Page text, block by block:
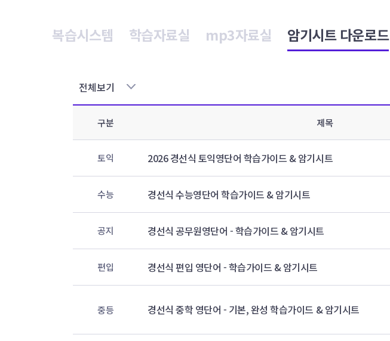
복습시스템 학습자료실 mp3자료실 암기시트 다운로드
구분 제목
토익 2026 경선식 토익영단어 학습가이드 & 암기시트
수능 경선식 수능영단어 학습가이드 & 암기시트
공지 경선식 공무원영단어 - 학습가이드 & 암기시트
편입 경선식 편입 영단어 - 학습가이드 & 암기시트
중등 경선식 중학 영단어 - 기본, 완성 학습가이드 & 암기시트